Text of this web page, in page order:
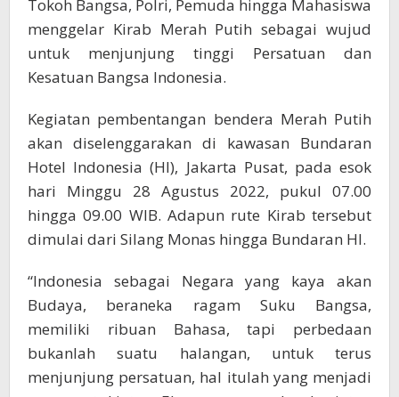
Tokoh Bangsa, Polri, Pemuda hingga Mahasiswa
menggelar Kirab Merah Putih sebagai wujud
untuk menjunjung tinggi Persatuan dan
Kesatuan Bangsa Indonesia.
Kegiatan pembentangan bendera Merah Putih
akan diselenggarakan di kawasan Bundaran
Hotel Indonesia (HI), Jakarta Pusat, pada esok
hari Minggu 28 Agustus 2022, pukul 07.00
hingga 09.00 WIB. Adapun rute Kirab tersebut
dimulai dari Silang Monas hingga Bundaran HI.
“Indonesia sebagai Negara yang kaya akan
Budaya, beraneka ragam Suku Bangsa,
memiliki ribuan Bahasa, tapi perbedaan
bukanlah suatu halangan, untuk terus
menjunjung persatuan, hal itulah yang menjadi